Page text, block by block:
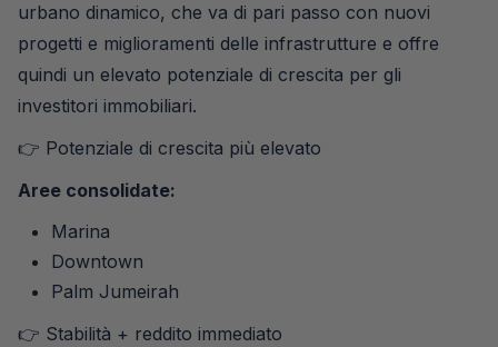
urbano dinamico, che va di pari passo con nuovi
progetti e miglioramenti delle infrastrutture e offre
quindi un elevato potenziale di crescita per gli
investitori immobiliari.
👉 Potenziale di crescita più elevato
Aree consolidate:
Marina
Downtown
Palm Jumeirah
👉 Stabilità + reddito immediato